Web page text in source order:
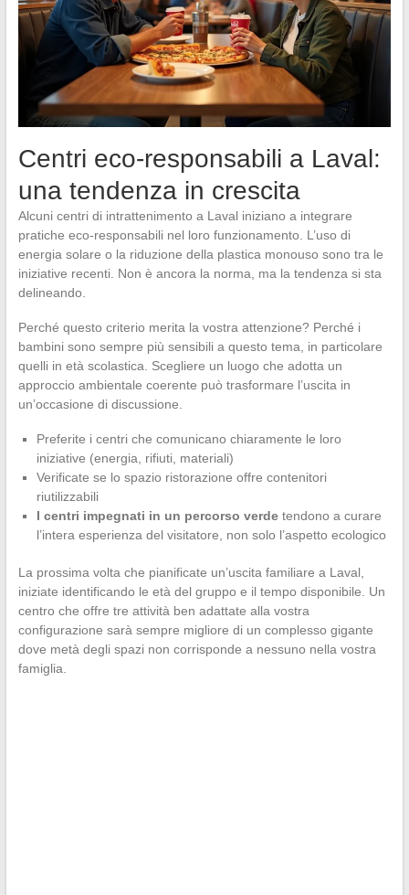
Centri eco-responsabili a Laval:
una tendenza in crescita
Alcuni centri di intrattenimento a Laval iniziano a integrare
pratiche eco-responsabili nel loro funzionamento. L’uso di
energia solare o la riduzione della plastica monouso sono tra le
iniziative recenti. Non è ancora la norma, ma la tendenza si sta
delineando.
Perché questo criterio merita la vostra attenzione? Perché i
bambini sono sempre più sensibili a questo tema, in particolare
quelli in età scolastica. Scegliere un luogo che adotta un
approccio ambientale coerente può trasformare l’uscita in
un’occasione di discussione.
Preferite i centri che comunicano chiaramente le loro
iniziative (energia, rifiuti, materiali)
Verificate se lo spazio ristorazione offre contenitori
riutilizzabili
I centri impegnati in un percorso verdetendono a curare
l’intera esperienza del visitatore, non solo l’aspetto ecologico
La prossima volta che pianificate un’uscita familiare a Laval,
iniziate identificando le età del gruppo e il tempo disponibile. Un
centro che offre tre attività ben adattate alla vostra
configurazione sarà sempre migliore di un complesso gigante
dove metà degli spazi non corrisponde a nessuno nella vostra
famiglia.